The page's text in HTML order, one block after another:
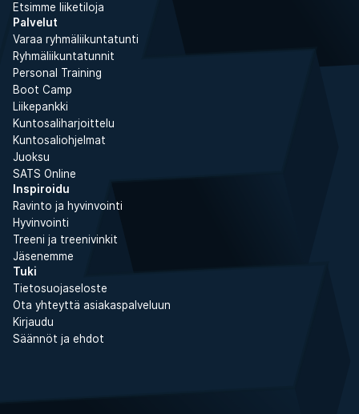
Etsimme liiketiloja
Palvelut
Varaa ryhmäliikuntatunti
Ryhmäliikuntatunnit
Personal Training
Boot Camp
Liikepankki
Kuntosaliharjoittelu
Kuntosaliohjelmat
Juoksu
SATS Online
Inspiroidu
Ravinto ja hyvinvointi
Hyvinvointi
Treeni ja treenivinkit
Jäsenemme
Tuki
Tietosuojaseloste
Ota yhteyttä asiakaspalveluun
Kirjaudu
Säännöt ja ehdot